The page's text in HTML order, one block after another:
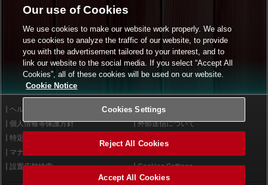
ヘルプ
利用規約
個人情報等保護方針
外部送信について
特定商取引法に基づく表示
マナー＆ルール
設置店舗検索
Cookies Settings
Our use of Cookies
We use cookies to make our website work properly. We also
use cookies to analyze the traffic of our website, to provide
you with the advertisement tailored to your interest, and to
link our website to the social media. If you select “Accept All
Cookies”, all of these cookies will be used on our website.
Cookie Notice
Cookies Settings
Reject All Cookies
Accept All Cookies